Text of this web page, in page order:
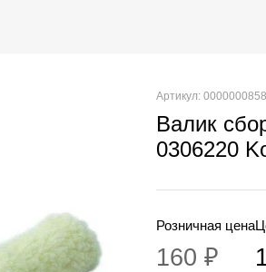
Артикул:
Валик
0306220
Розничная цена
160 ₽